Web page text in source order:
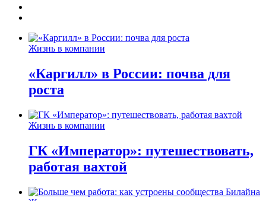
Жизнь в компании
«Каргилл» в России: почва для
роста
Жизнь в компании
ГК «Император»: путешествовать,
работая вахтой